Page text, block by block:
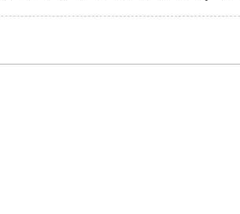
中西厨师 地方美食 教育专家 品牌打造